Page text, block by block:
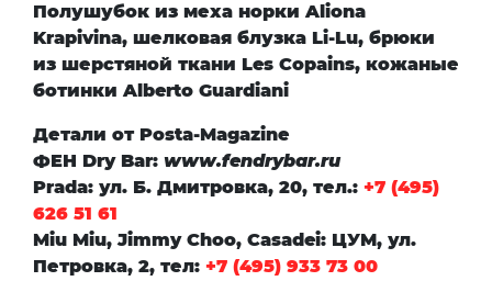
Полушубок из меха норки Aliona
Krapivina, шелковая блузка Li-Lu, брюки
из шерстяной ткани Les Copains, кожаные
ботинки Alberto Guardiani
Детали от Posta-Magazine
ФЕН Dry Bar: www.fendrybar.ru
Prada: ул. Б. Дмитровка, 20, тел.: +7 (495)
626 51 61
Miu Miu, Jimmy Choo, Casadei: ЦУМ, ул.
Петровка, 2, тел: +7 (495) 933 73 00